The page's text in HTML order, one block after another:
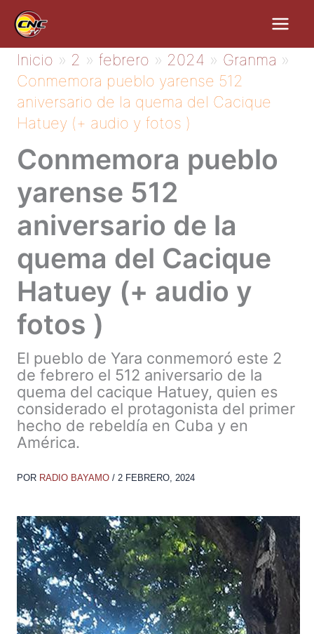
contenido
Inicio 2 febrero 2024
Granma
Conmemora pueblo yarense 512
aniversario de la quema del Cacique
Hatuey (+ audio y fotos )
Conmemora pueblo
yarense 512
aniversario de la
quema del Cacique
Hatuey (+ audio y
fotos )
El pueblo de Yara conmemoró este 2
de febrero el 512 aniversario de la
quema del cacique Hatuey, quien es
considerado el protagonista del primer
hecho de rebeldía en Cuba y en
América.
POR RADIO BAYAMO / 2 FEBRERO, 2024